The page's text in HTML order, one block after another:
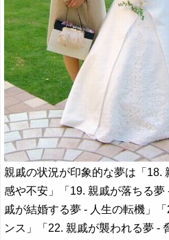
親戚の状況が印象的な夢は「18.
感や不安」「19. 親戚が落ちる
戚が結婚する夢 - 人生の転機」
ンス」「22. 親戚が襲われる夢 -